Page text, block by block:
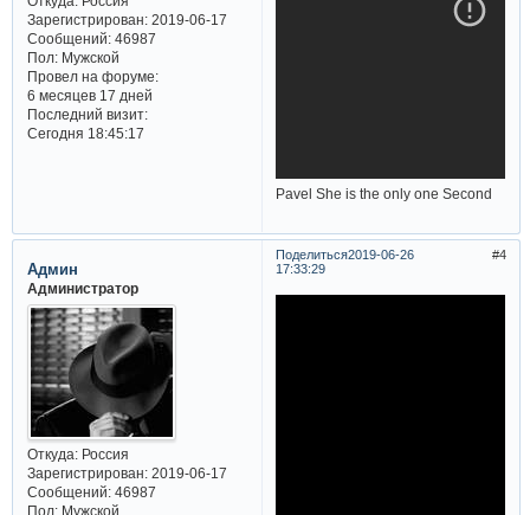
Зарегистрирован: 2019-06-17
Сообщений:46987
Пол:Мужской
Провел на форуме:
6 месяцев 17 дней
Последний визит:
Сегодня 18:45:17
Pavel She is the only one Second
Поделиться 4
2019-06-26
17:33:29
Админ
Администратор
Откуда:Россия
Зарегистрирован: 2019-06-17
Сообщений:46987
Пол:Мужской